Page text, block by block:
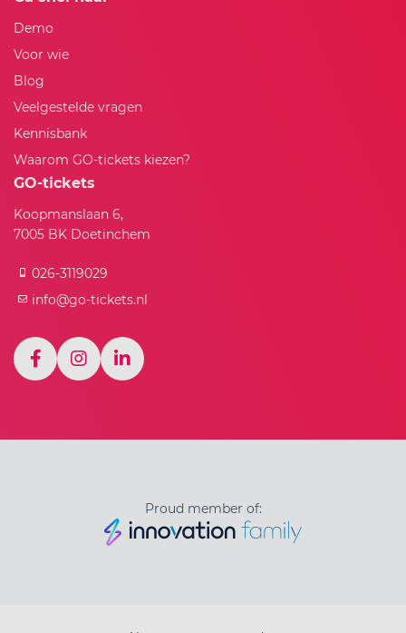
Demo
Voor wie
Blog
Veelgestelde vragen
Kennisbank
Waarom GO-tickets kiezen?
GO-tickets
Koopmanslaan 6,
7005 BK Doetinchem
026-3119029
info@go-tickets.nl
Proud member of: